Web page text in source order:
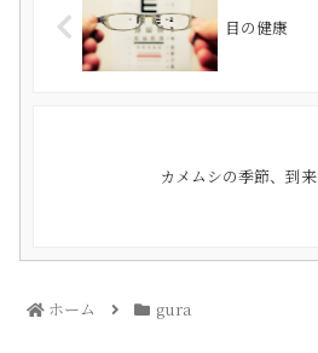
目の健康
カメムシの季節、到来
ホーム gura